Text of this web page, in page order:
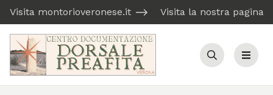
Visita montorioveronese.it Visita la nostra pagina
Cerca Menu